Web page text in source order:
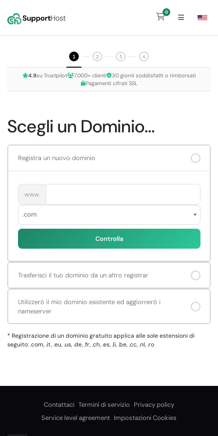
0
Carrello
1 2 3 4
4.9su Trustpilot 7.000+ clienti
30 giorni soddisfatti o rimborsati
Pagamenti cifrati SSL
Scegli un Dominio...
Registra un nuovo dominio
www.
.com
Controlla
Trasferisci il tuo dominio da un altro registrar
Utilizzerò il mio dominio esistente ed aggiornerò i
nameserver
* Registrazione di un dominio gratuito applica alle sole estensioni di
seguito: .com, .it, .eu, .us, .de, .fr, .ch, .es, .li, .be, .cc, .nl, .ro
Contattaci Termini di servizio Privacy policy
Service level agreement Impostazioni Cookies